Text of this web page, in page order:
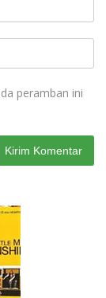
peramban ini